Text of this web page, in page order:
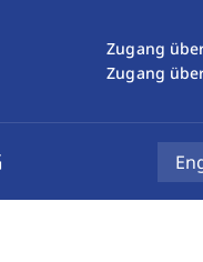
Zugang
Zugang